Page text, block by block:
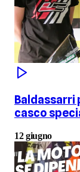
Baldassarri
casco
12 giugno